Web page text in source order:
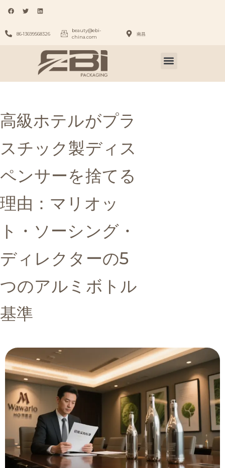
86-13699568326
beauty@ebi-
china.com
南昌
高級ホテルがプラ
スチック製ディス
ペンサーを捨てる
理由：マリオッ
ト・ソーシング・
ディレクターの5
つのアルミボトル
基準